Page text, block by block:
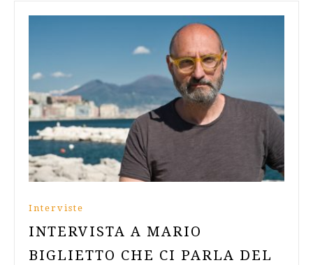
Interviste
INTERVISTA A MARIO
BIGLIETTO CHE CI PARLA DEL